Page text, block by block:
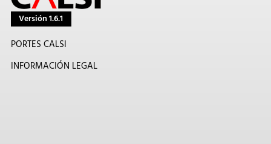
Versión 1.6.1
PORTES CALSI
INFORMACIÓN LEGAL